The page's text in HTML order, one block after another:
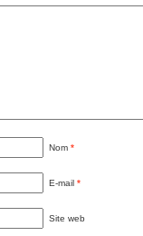
Nom *
E-mail *
Site web